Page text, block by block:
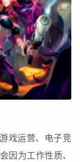
戏运营、电子竞
因为工作性质、